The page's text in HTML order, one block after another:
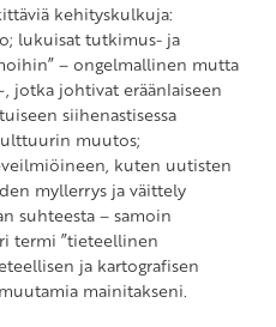
kehityskulkuja:
lukuisat tutkimus- ja
– ongelmallinen mutta
jotka johtivat eräänlaiseen
siihenastisessa
muutos;
kuten uutisten
myllerrys ja väittely
suhteesta – samoin
termi ”tieteellinen
ja kartografisen
mainitakseni.